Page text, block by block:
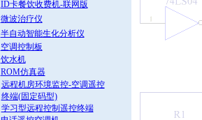
ID卡餐饮收费机-联网版
微波治疗仪
半自动智能生化分析仪
空调控制板
饮水机
ROM仿真器
远程机房环境监控-空调遥控
终端(固定码型)
学习型远程控制遥控终端